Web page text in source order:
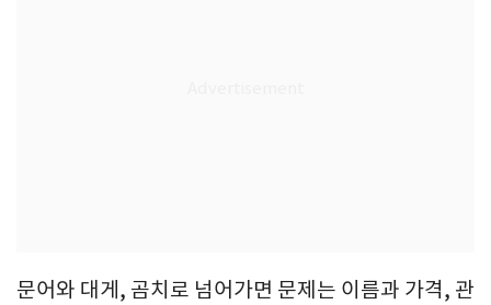
문어와 대게, 곰치로 넘어가면 문제는 이름과 가격, 관